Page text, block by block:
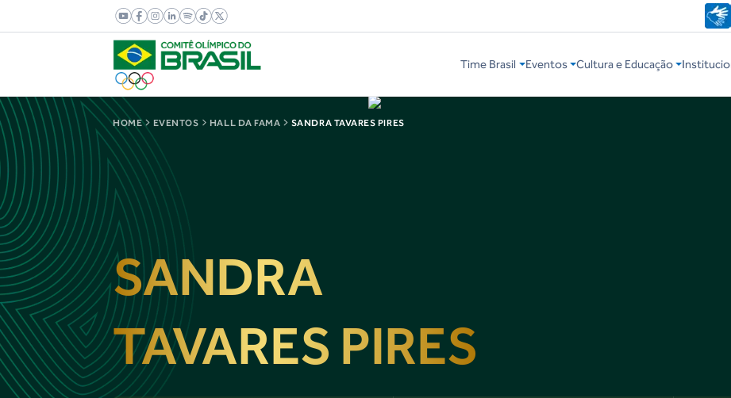
Time Brasil Eventos Cultura e Educação
HOME EVENTOS HALL DA FAMA SANDRA TAVARES PIRES
SANDRA
TAVARES PIRES